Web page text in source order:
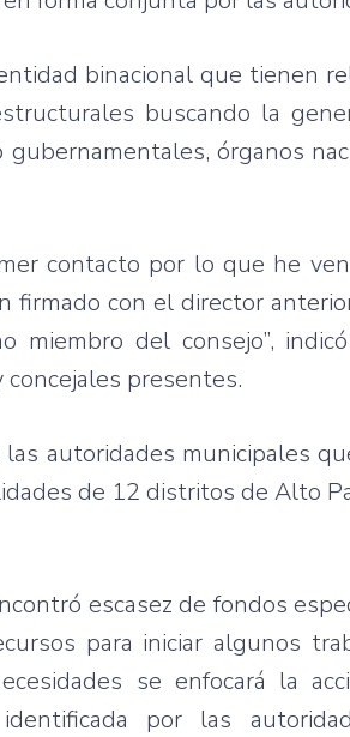
binacional que tienen
buscando la
gubernamentales, órganos
contacto por lo que he
firmado con el director
miembro del consejo”, indicó
concejales presentes.
las autoridades municipales
de 12 distritos de Alto
escasez defondos
para iniciar algunos
se enfocará la
identificada por las